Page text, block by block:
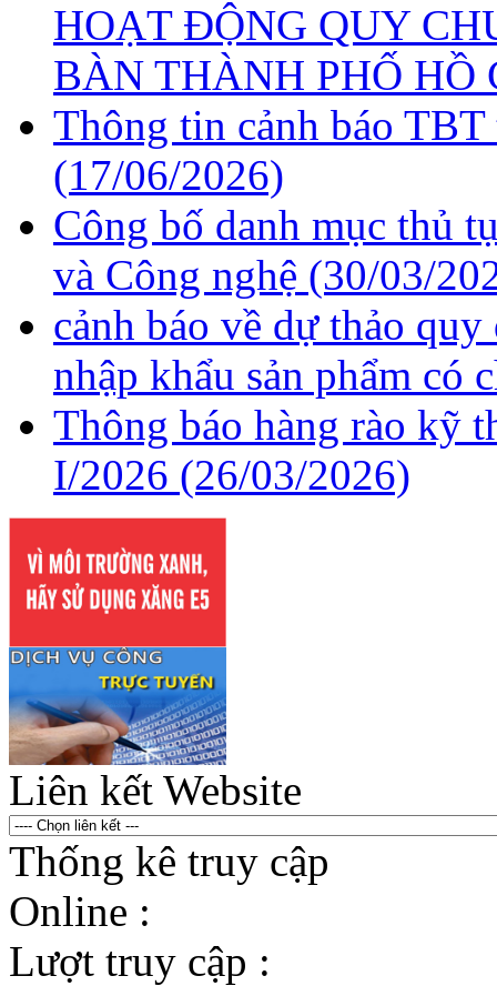
HOẠT ĐỘNG QUY
BÀN THÀNH PHỐ HỒ
Thông tin cảnh báo
(17/06/2026)
Công bố danh mục thủ
và Công nghệ (30/03/
cảnh báo về dự thảo
nhập khẩu sản phẩm có
Thông báo hàng rào kỹ
I/2026 (26/03/2026)
Liên kết Website
Thống kê truy cập
Online :
Lượt truy cập :